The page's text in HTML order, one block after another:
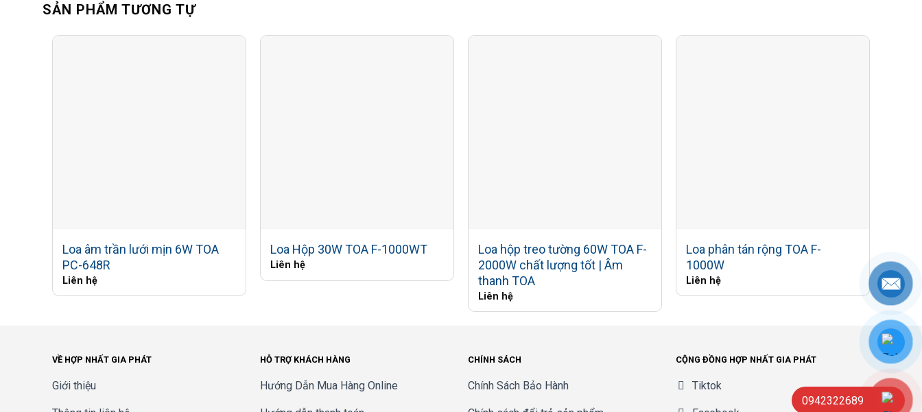
-Có đáp tuyến tần số rộng: 65 – 20000Hz.
-Độ nhạy: 92dB.
SẢN PHẨM TƯƠNG TỰ
Loa âm trần lưới mịn 6W TOA
PC-648R
Liên hệ
Loa Hộp 30W TOA F-1000WT
Liên hệ
Loa hộp treo tường 60W TOA F-
2000W chất lượng tốt | Âm
thanh TOA
Liên hệ
Loa phân tán rộng TOA F-
1000W
Liên hệ
SC-
Liên
VỀ HỢP NHẤT GIA PHÁT
Giới thiệu
HỖ TRỢ KHÁCH HÀNG
Hướng Dẫn Mua Hàng Online
CHÍNH SÁCH
Chính Sách Bảo Hành
CỘNG ĐỒNG HỢP NHẤT GIA PHÁT
Tiktok
0942322689